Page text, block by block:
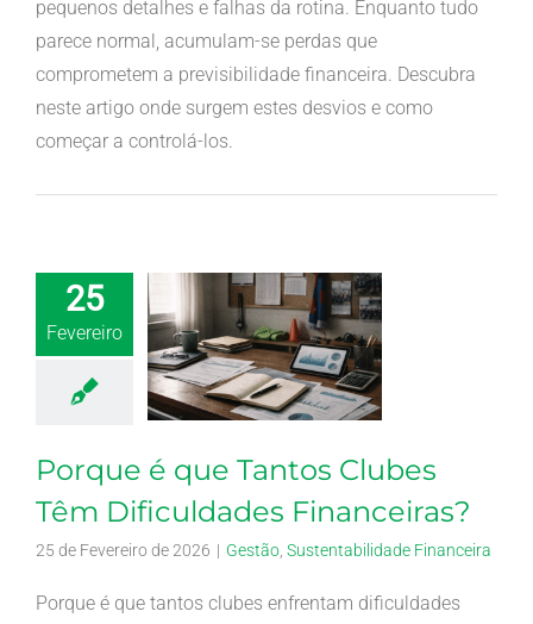
pequenos detalhes e falhas da rotina. Enquanto tudo
parece normal, acumulam-se perdas que
comprometem a previsibilidade financeira. Descubra
neste artigo onde surgem estes desvios e como
começar a controlá-los.
25
Fevereiro
Porque é que Tantos Clubes
Têm Dificuldades Financeiras?
25 de Fevereiro de 2026 | Gestão Sustentabilidade Financeira
Porque é que tantos clubes enfrentam dificuldades